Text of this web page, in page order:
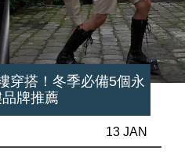
穿搭！冬季必備5個永
牌推薦
13 JAN